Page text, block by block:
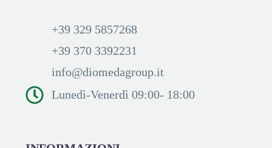
+39 329 5857268
+39 370 3392231
info@diomedagroup.it
Lunedì-Venerdì 09:00- 18:00